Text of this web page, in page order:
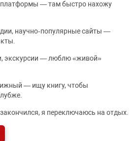
— там быстро нахожу
научно‑популярные сайты —
экскурсии — люблю «живой»
— ищу книгу, чтобы
я переключаюсь на отдых.